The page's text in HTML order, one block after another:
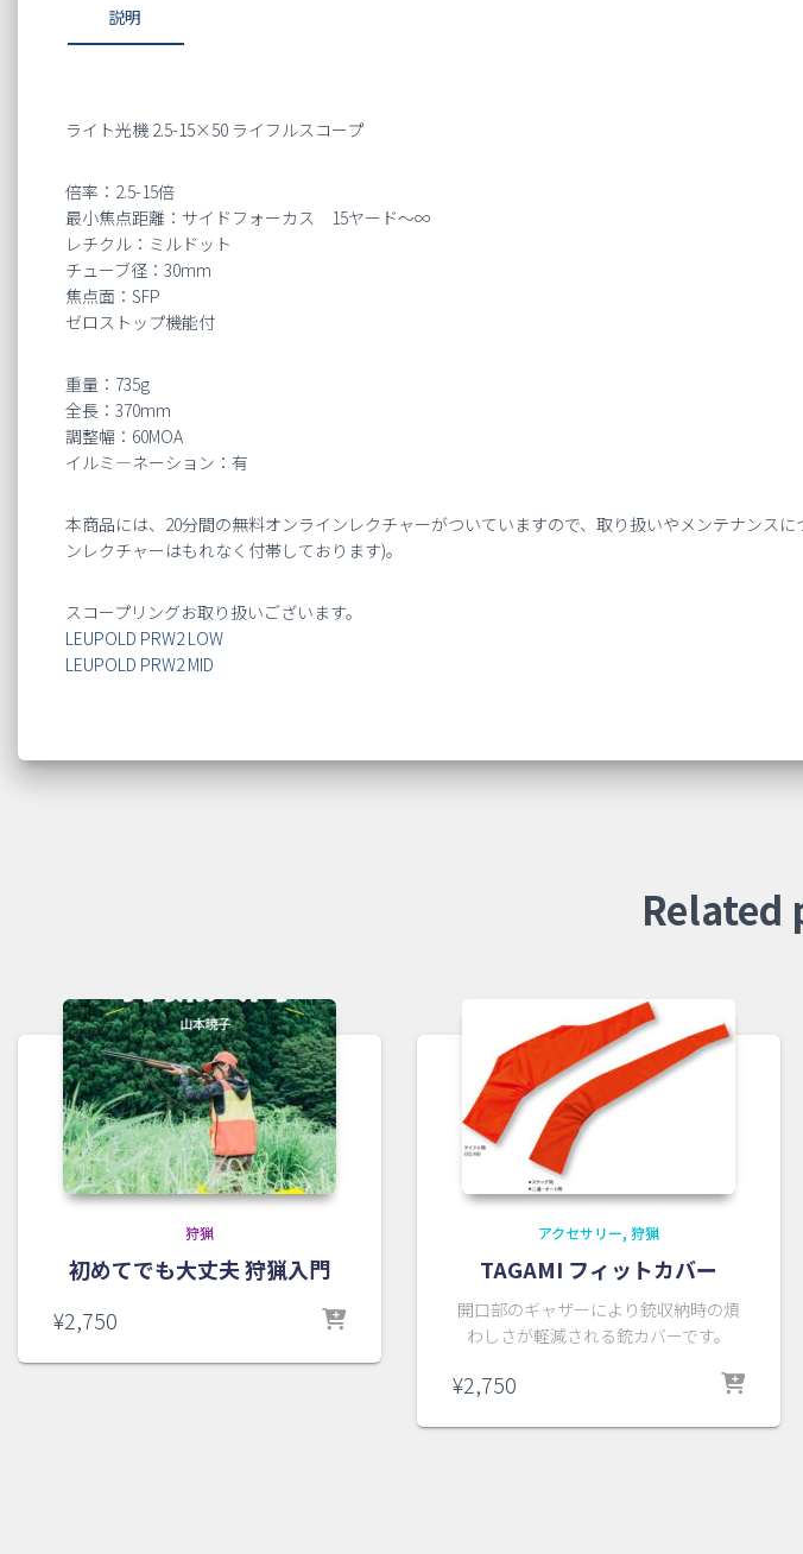
説明
ライト光機 2.5-15×50 ライフルスコープ
倍率：2.5-15倍
最小焦点距離：サイドフォーカス 15ヤード～∞
レチクル：ミルドット
チューブ径：30mm
焦点面：SFP
ゼロストップ機能付
重量：735g
全長：370mm
調整幅：60MOA
イルミ―ネーション：有
本商品には、20分間の無料オンラインレクチャーがついていますので、取り扱いやメンテナンス
ンレクチャーはもれなく付帯しております)。
スコープリングお取り扱いございます。
LEUPOLD PRW2 LOW
LEUPOLD PRW2 MID
Related
狩猟
初めてでも大丈夫 狩猟入門
¥2,750
アクセサリー 狩猟
TAGAMI フィットカバー
開口部のギャザーにより銃収納時の煩
わしさが軽減される銃カバーです。
¥2,750